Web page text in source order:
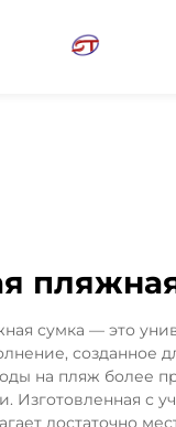
сумка — это
созданное
на пляж более
Изготовленная с
достаточно